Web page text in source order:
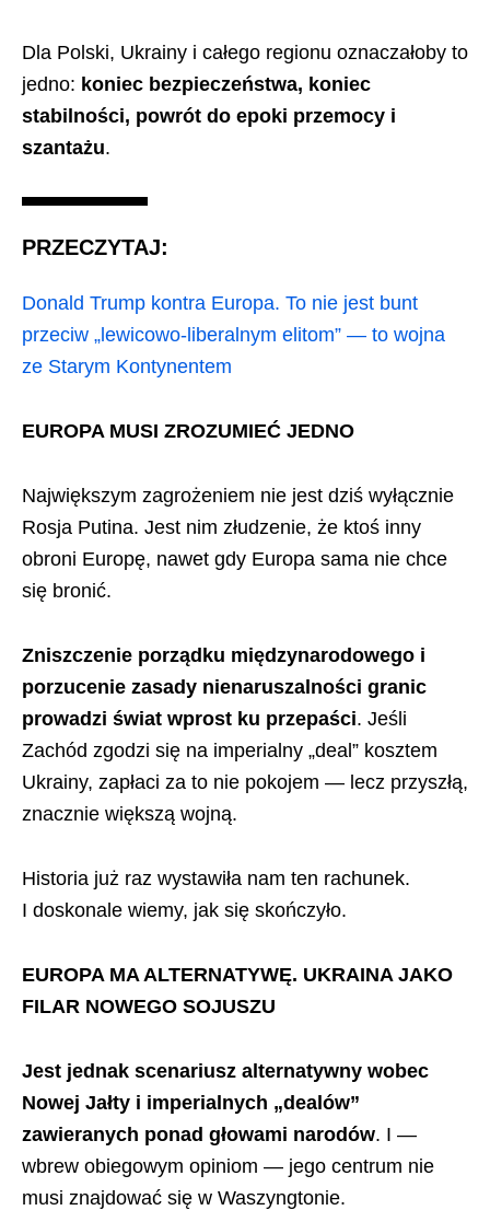
Dla Polski, Ukrainy i całego regionu oznaczałoby to
jedno: koniec bezpieczeństwa, koniec
stabilności, powrót do epoki przemocy i
szantażu.
PRZECZYTAJ:
Donald Trump kontra Europa. To nie jest bunt
przeciw „lewicowo-liberalnym elitom” — to wojna
ze Starym Kontynentem
EUROPA MUSI ZROZUMIEĆ JEDNO
Największym zagrożeniem nie jest dziś wyłącznie
Rosja Putina. Jest nim złudzenie, że ktoś inny
obroni Europę, nawet gdy Europa sama nie chce
się bronić.
Zniszczenie porządku międzynarodowego i
porzucenie zasady nienaruszalności granic
prowadzi świat wprost ku przepaści. Jeśli
Zachód zgodzi się na imperialny „deal” kosztem
Ukrainy, zapłaci za to nie pokojem — lecz przyszłą,
znacznie większą wojną.
Historia już raz wystawiła nam ten rachunek.
I doskonale wiemy, jak się skończyło.
EUROPA MA ALTERNATYWĘ. UKRAINA JAKO
FILAR NOWEGO SOJUSZU
Jest jednak scenariusz alternatywny wobec
Nowej Jałty i imperialnych „dealów”
zawieranych ponad głowami narodów. I —
wbrew obiegowym opiniom — jego centrum nie
musi znajdować się w Waszyngtonie.